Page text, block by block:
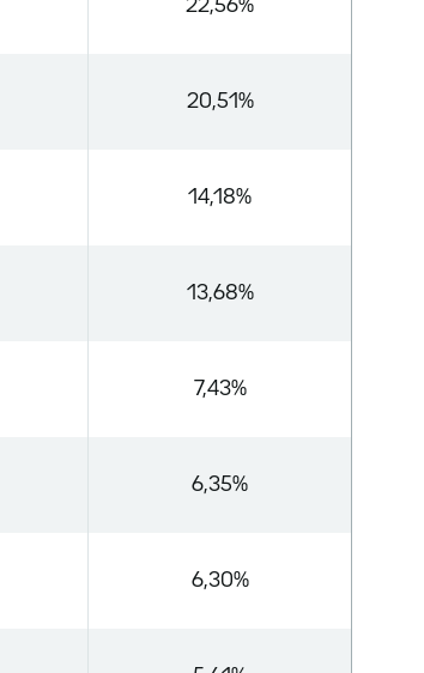
22,56%
20,51%
14,18%
13,68%
7,43%
6,35%
6,30%